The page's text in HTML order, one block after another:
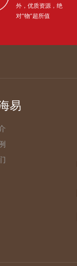
外，优质资源，绝
对“物”超所值
易